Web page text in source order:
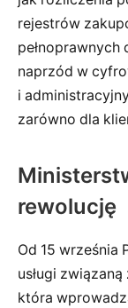
rejestrów
naprzód w
i
zarówno dla
rewolucję
Od 15 września
usługi
która